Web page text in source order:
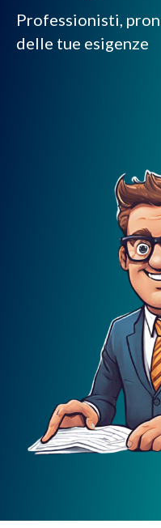
Professionisti,
delle tue esigenze